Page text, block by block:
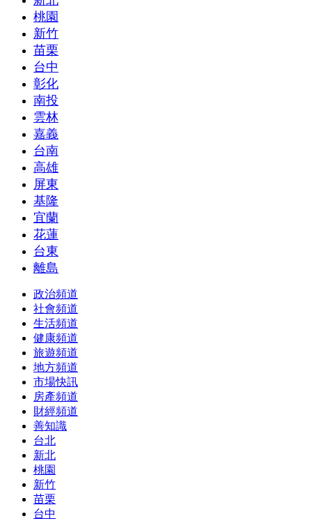
桃園
新竹
苗栗
台中
彰化
南投
雲林
嘉義
台南
高雄
屏東
基隆
宜蘭
花蓮
台東
離島
政治頻道
社會頻道
生活頻道
健康頻道
旅遊頻道
地方頻道
市場快訊
房產頻道
財經頻道
善知識
台北
新北
桃園
新竹
苗栗
台中